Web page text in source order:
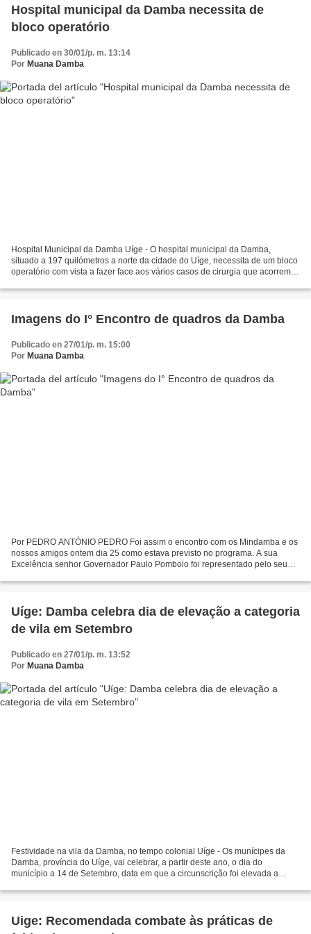
Hospital municipal da Damba necessita de
bloco operatório
Publicado en 30/01/p. m. 13:14
Por Muana Damba
Hospital Municipal da Damba Uíge - O hospital municipal da Damba,
situado a 197 quilómetros a norte da cidade do Uíge, necessita de um bloco
operatório com vista a fazer face aos vários casos de cirurgia que acorrem
Imagens do I° Encontro de quadros da Damba
Publicado en 27/01/p. m. 15:00
Por Muana Damba
Por PEDRO ANTÓNIO PEDRO Foi assim o encontro com os Mindamba e os
nossos amigos ontem dia 25 como estava previsto no programa. A sua
Excelência senhor Governador Paulo Pombolo foi representado pelo seu
Uíge: Damba celebra dia de elevação a categoria
de vila em Setembro
Publicado en 27/01/p. m. 13:52
Por Muana Damba
Festividade na vila da Damba, no tempo colonial Uíge - Os munícipes da
Damba, província do Uíge, vai celebrar, a partir deste ano, o dia do
município a 14 de Setembro, data em que a circunscrição foi elevada a
Uige: Recomendada combate às práticas de